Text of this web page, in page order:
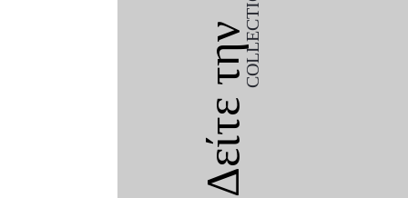
Δείτε τηνCOLLECTION